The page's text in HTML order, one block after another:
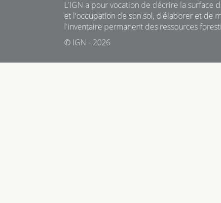
L'IGN a pour vocation de décrire la surface
et l'occupation de son sol, d'élaborer et de
l'inventaire permanent des ressources
© IGN - 2026